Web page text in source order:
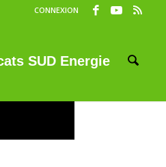
CONNEXION
SUD Energie